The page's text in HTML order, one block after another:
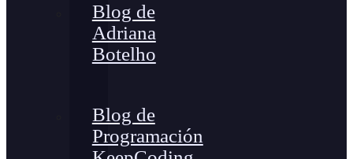
Blog de
Adriana
Botelho
Blog de
Programación